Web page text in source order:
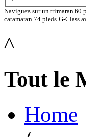
Naviguez sur un trimaran 60
catamaran 74 pieds G-Class
^
Tout le
Home